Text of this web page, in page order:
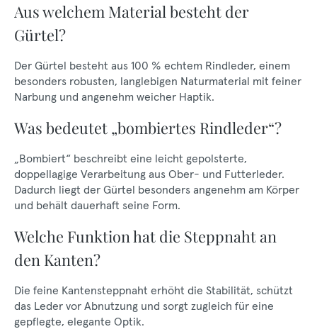
Aus welchem Material besteht der
Gürtel?
Der Gürtel besteht aus 100 % echtem Rindleder, einem
besonders robusten, langlebigen Naturmaterial mit feiner
Narbung und angenehm weicher Haptik.
Was bedeutet „bombiertes Rindleder“?
„Bombiert“ beschreibt eine leicht gepolsterte,
doppellagige Verarbeitung aus Ober- und Futterleder.
Dadurch liegt der Gürtel besonders angenehm am Körper
und behält dauerhaft seine Form.
Welche Funktion hat die Steppnaht an
den Kanten?
Die feine Kantensteppnaht erhöht die Stabilität, schützt
das Leder vor Abnutzung und sorgt zugleich für eine
gepflegte, elegante Optik.